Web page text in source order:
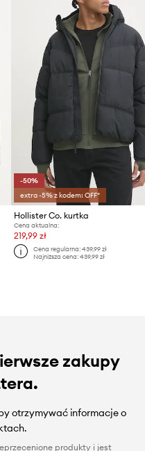
-50%
extra -5% z kodem: OFF*
Hollister Co. kurtka
Cena aktualna:
219,99 zł
Cena regularna: 439,99 zł
Najniższa cena: 439,99 zł
zakupy
otrzymywać informacje o
produkty i jest